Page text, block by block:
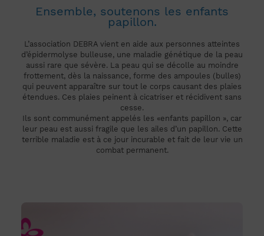
Ensemble, soutenons les enfants
papillon.
L’association DEBRA vient en aide aux personnes atteintes
d’épidermolyse bulleuse, une maladie génétique de la peau
aussi rare que sévère. La peau qui se décolle au moindre
frottement, dès la naissance, forme des ampoules (bulles)
qui peuvent apparaître sur tout le corps causant des plaies
étendues. Ces plaies peinent à cicatriser et récidivent sans
cesse.
Ils sont communément appelés les «enfants papillon », car
leur peau est aussi fragile que les ailes d’un papillon. Cette
terrible maladie est à ce jour incurable et fait de leur vie un
combat permanent.